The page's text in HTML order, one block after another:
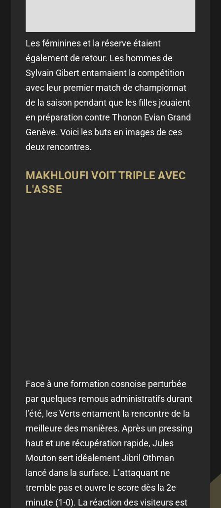
Les féminines et la réserve étaient
également de retour. Les hommes de
Sylvain Gibert entamaient la compétition
avec leur premier match de championnat
de la saison pendant que les filles jouaient
en préparation contre Thonon Evian Grand
Genève. Voici les buts en images de ces
deux rencontres.
MAKHLOUFI VOIT TRIPLE AVEC
L'ASSE
Face à une formation cosnoise perturbée
par quelques remous administratifs durant
l’été, les Verts entament la rencontre de la
meilleure des manières. Après un pressing
haut et une récupération rapide, Jules
Mouton sert idéalement Jibril Othman
lancé dans la surface. L’attaquant ne
tremble pas et ouvre le score dès la 2e
minute (1-0). La réaction des visiteurs est